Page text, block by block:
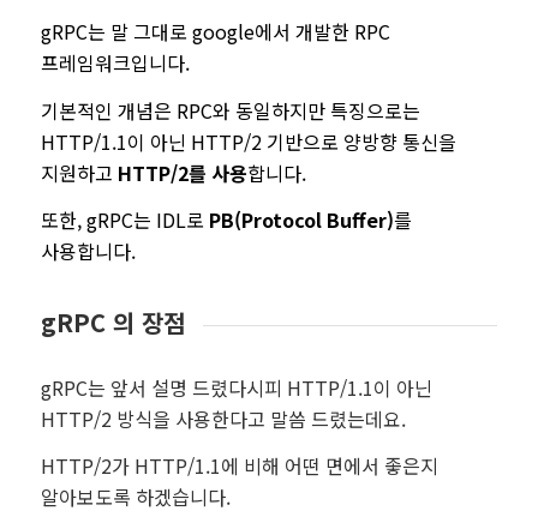
gRPC는 말 그대로 google에서 개발한 RPC
프레임워크입니다.
기본적인 개념은 RPC와 동일하지만 특징으로는
HTTP/1.1이 아닌 HTTP/2 기반으로 양방향 통신을
지원하고 HTTP/2를 사용합니다.
또한, gRPC는 IDL로 PB(Protocol Buffer)를
사용합니다.
gRPC 의 장점
gRPC는 앞서 설명 드렸다시피 HTTP/1.1이 아닌
HTTP/2 방식을 사용한다고 말씀 드렸는데요.
HTTP/2가 HTTP/1.1에 비해 어떤 면에서 좋은지
알아보도록 하겠습니다.